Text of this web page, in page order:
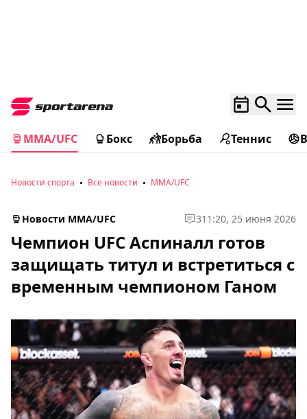
MMA/UFC Бокс Борьба Теннис
Новости спорта Все новости MMA/UFC
Новости MMA/UFC 311:20, 25 июня 2026
Чемпион UFC Аспиналл готов
защищать титул и встретиться с
временным чемпионом Ганом